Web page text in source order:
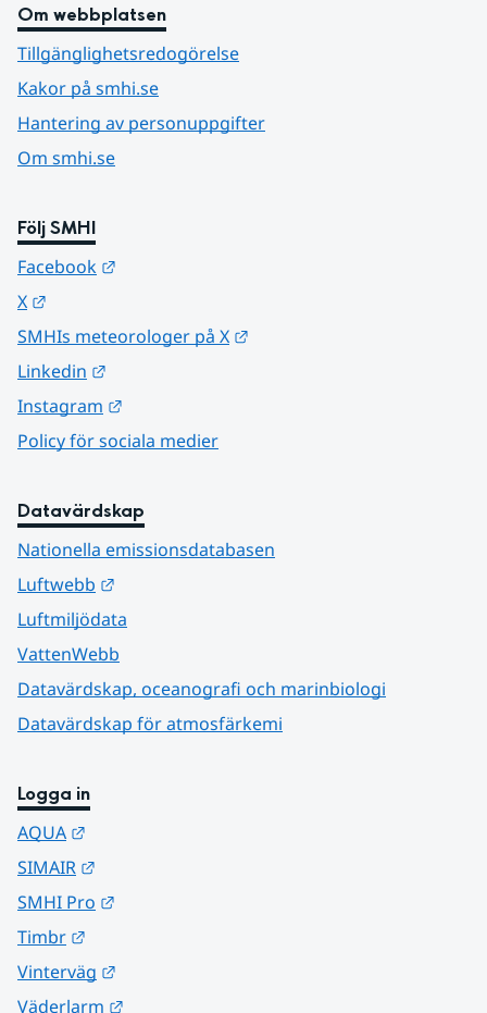
Om webbplatsen
Tillgänglighetsredogörelse
Kakor på smhi.se
Hantering av personuppgifter
Om smhi.se
Följ SMHI
Facebook
X
SMHIs meteorologer på X
Linkedin
Instagram
Policy för sociala medier
Datavärdskap
Nationella emissionsdatabasen
Luftwebb
Luftmiljödata
VattenWebb
Datavärdskap, oceanografi och marinbiologi
Datavärdskap för atmosfärkemi
Logga in
AQUA
SIMAIR
SMHI Pro
Timbr
Vinterväg
Väderlarm